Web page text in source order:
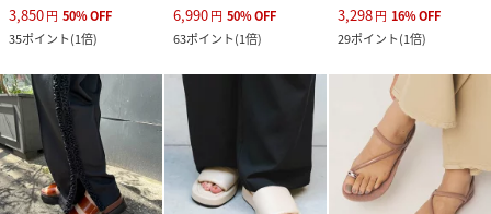
3,850円 50%OFF
35ポイント(1倍)
6,990円 50%OFF
63ポイント(1倍)
3,298円 16%OFF
29ポイント(1倍)